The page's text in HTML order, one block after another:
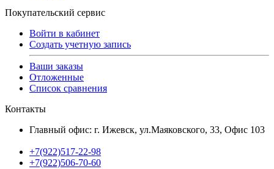
Покупательский сервис
Войти в кабинет
Создать учетную запись
Ваши заказы
Отложенные
Список сравнения
Контакты
Главный офис: г. Ижевск, ул.Маяковского, 33, Офис 103
+7(922)517-22-98
+7(922)506-70-60